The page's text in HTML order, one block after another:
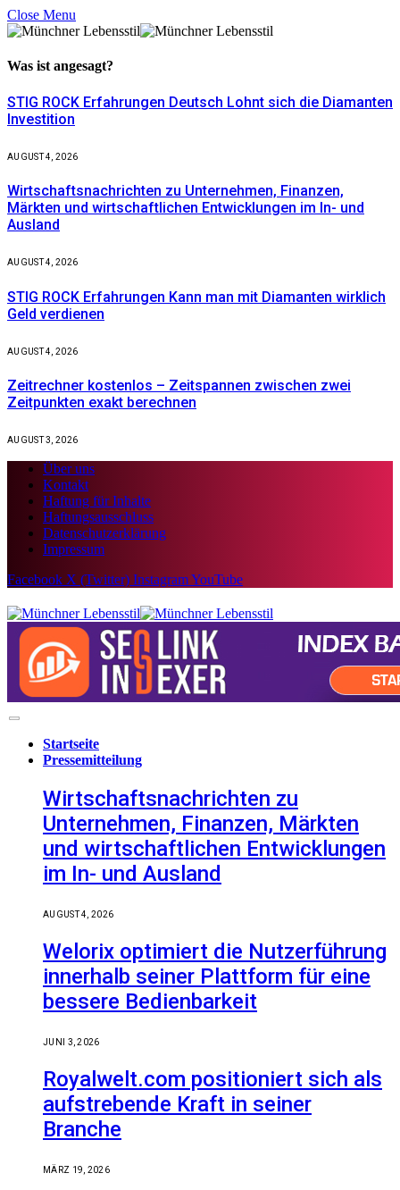
Close Menu
Was ist angesagt?
STIG ROCK Erfahrungen Deutsch Lohnt sich die Diamanten
Investition
AUGUST 4, 2026
Wirtschaftsnachrichten zu Unternehmen, Finanzen,
Märkten und wirtschaftlichen Entwicklungen im In- und
Ausland
AUGUST 4, 2026
STIG ROCK Erfahrungen Kann man mit Diamanten wirklich
Geld verdienen
AUGUST 4, 2026
Zeitrechner kostenlos – Zeitspannen zwischen zwei
Zeitpunkten exakt berechnen
AUGUST 3, 2026
Über uns
Kontakt
Haftung für Inhalte
Haftungsausschluss
Datenschutzerklärung
Impressum
Facebook X (Twitter) InstagramYouTube
Startseite
Pressemitteilung
Wirtschaftsnachrichten zu
Unternehmen, Finanzen, Märkten
und wirtschaftlichen Entwicklungen
im In- und Ausland
AUGUST 4, 2026
Welorix optimiert die Nutzerführung
innerhalb seiner Plattform für eine
bessere Bedienbarkeit
JUNI 3, 2026
Royalwelt.com positioniert sich als
aufstrebende Kraft in seiner
Branche
MÄRZ 19, 2026